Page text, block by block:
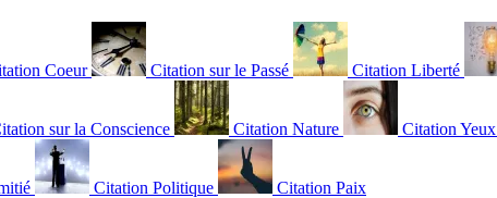
Coeur Citation sur le Passé Citation Liberté
sur la Conscience Citation Nature Citation Yeux
Citation Politique Citation Paix